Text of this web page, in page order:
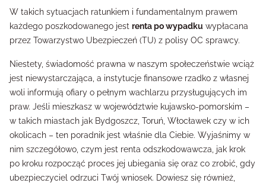
W takich sytuacjach ratunkiem i fundamentalnym prawem
każdego poszkodowanego jest renta po wypadku wypłacana
przez Towarzystwo Ubezpieczeń (TU) z polisy OC sprawcy.
Niestety, świadomość prawna w naszym społeczeństwie wciąż
jest niewystarczająca, a instytucje finansowe rzadko z własnej
woli informują ofiary o pełnym wachlarzu przysługujących im
praw. Jeśli mieszkasz w województwie kujawsko-pomorskim –
w takich miastach jak Bydgoszcz, Toruń, Włocławek czy w ich
okolicach – ten poradnik jest właśnie dla Ciebie. Wyjaśnimy w
nim szczegółowo, czym jest renta odszkodowawcza, jak krok
po kroku rozpocząć proces jej ubiegania się oraz co zrobić, gdy
ubezpieczyciel odrzuci Twój wniosek. Dowiesz się również,